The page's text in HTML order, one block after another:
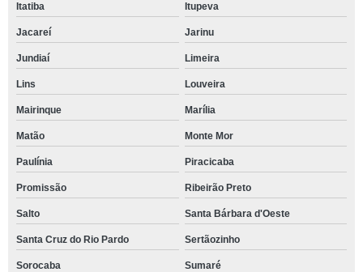
Itatiba Itupeva
Jacareí Jarinu
Jundiaí Limeira
Lins Louveira
Mairinque Marília
Matão Monte Mor
Paulínia Piracicaba
Promissão Ribeirão Preto
Salto Santa Bárbara d'Oeste
Santa Cruz do Rio Pardo Sertãozinho
Sorocaba Sumaré